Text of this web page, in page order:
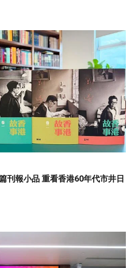
刊報小品 重看香港60年代市井日